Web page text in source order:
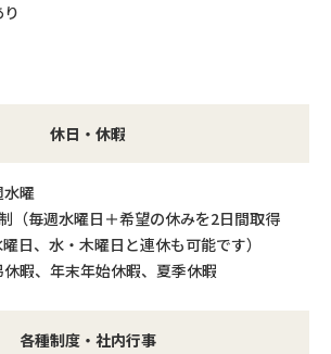
休日・休暇
水曜
（毎週水曜日＋希望の休みを2日間取得
日、水・木曜日と連休も可能です）
暇、年末年始休暇、夏季休暇
各種制度・社内行事